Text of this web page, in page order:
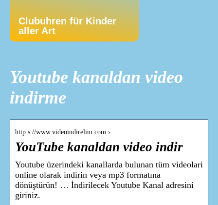
Clubuhren für Kinder
aller Art
Youtube kanaldan video
indirme
http s://www.videoindirelim.com › …
YouTube kanaldan video indir
Youtube üzerindeki kanallarda bulunan tüm videolari
online olarak indirin veya mp3 formatına
dönüştürün! … İndirilecek Youtube Kanal adresini
giriniz.